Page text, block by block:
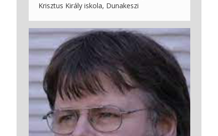
Krisztus Király iskola, Dunakeszi